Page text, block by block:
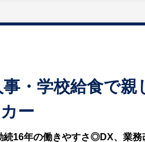
ではなく、経営直下のポジションで
も、5年以上の人事経験があれば、
ていただけます。
営基盤
億円超を誇る大規模な医療法人での
・学校給食で
ー
16年の働きやすさ◎DX、業務